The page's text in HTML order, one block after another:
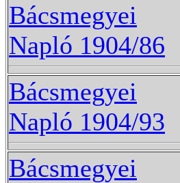
Bácsmegyei
Napló 1904/86
Bácsmegyei
Napló 1904/93
Bácsmegyei